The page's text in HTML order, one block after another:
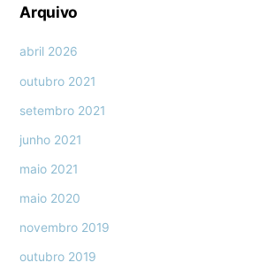
Arquivo
abril 2026
outubro 2021
setembro 2021
junho 2021
maio 2021
maio 2020
novembro 2019
outubro 2019